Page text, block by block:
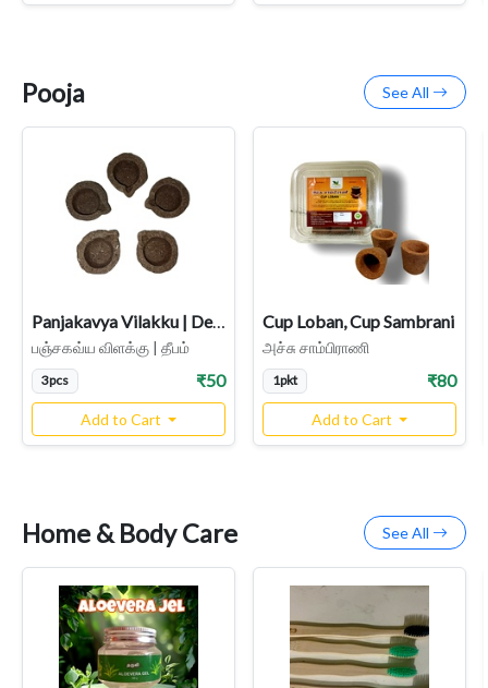
Pooja See All
Panjakavya Vilakku | Deepam
பஞ்சகவ்ய விளக்கு | தீபம்
3pcs ₹50
Add to Cart
Cup Loban, Cup Sambrani
அச்சு சாம்பிராணி
1pkt ₹80
Add to Cart
Home & Body Care See All